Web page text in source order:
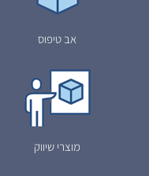
אב טיפוס
מוצרי שיווק